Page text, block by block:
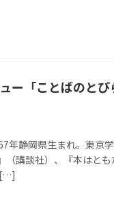
ー「ことばのと
静岡県生まれ。東京
（講談社）、『本はと
[…]